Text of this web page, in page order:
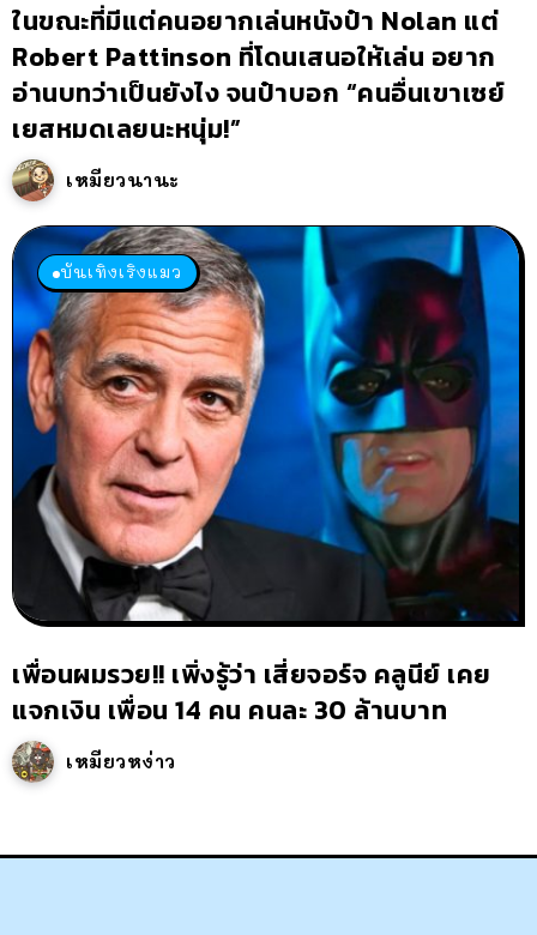
ในขณะที่มีแต่คนอยากเล่นหนังป๋า Nolan แต่
Robert Pattinson ที่โดนเสนอให้เล่น อยาก
อ่านบทว่าเป็นยังไง จนป๋าบอก “คนอื่นเขาเซย์
เยสหมดเลยนะหนุ่ม!”
เหมียวนานะ
บันเทิงเริงแมว
เพื่อนผมรวย!! เพิ่งรู้ว่า เสี่ยจอร์จ คลูนีย์ เคย
แจกเงิน เพื่อน 14 คน คนละ 30 ล้านบาท
เหมียวหง่าว